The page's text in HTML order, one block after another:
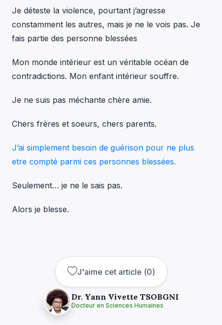
Je déteste la violence, pourtant j’agresse
constamment les autres, mais je ne le vois pas. Je
fais partie des personne blessées
Mon monde intérieur est un véritable océan de
contradictions. Mon enfant intérieur souffre.
Je ne suis pas méchante chère amie.
Chers frères et soeurs, chers parents.
J’ai simplement besoin de guérison pour ne plus
etre compté parmi ces personnes blessées.
Seulement… je ne le sais pas.
Alors je blesse.
J'aime cet article (0)
Dr. Yann Vivette TSOBGNI
Docteur en Sciences Humaines